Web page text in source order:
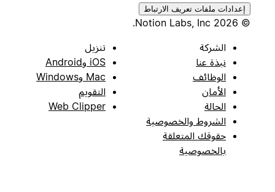
إعدادات ملفات تعريف الارتباط
الشركة
نبذة عنا
الوظائف
الأمان
الحالة
الشروط والخصوصية
حقوقك المتعلقة
بالخصوصية
تنزيل
iOS وAndroid
Mac وWindows
التقويم
Web Clipper